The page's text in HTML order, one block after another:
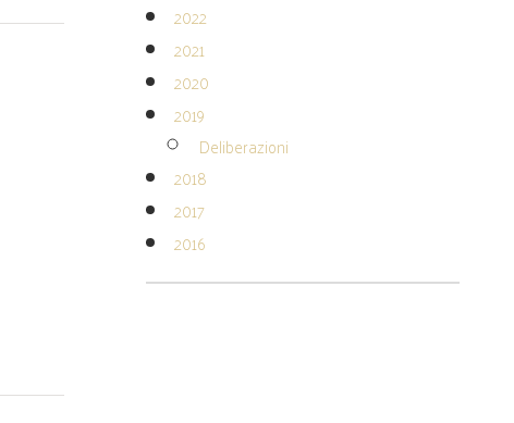
2022
2021
2020
2019
Deliberazioni
2018
2017
2016